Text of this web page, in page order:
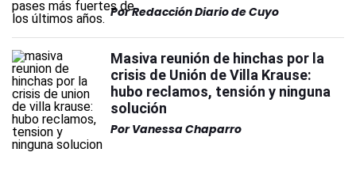
PorRedacción Diario de Cuyo
Masiva reunión de hinchas por la
crisis de Unión de Villa Krause:
hubo reclamos, tensión y ninguna
solución
Por Vanessa Chaparro